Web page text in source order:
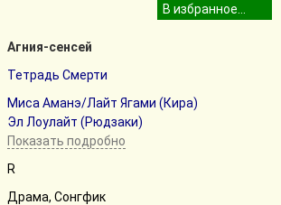
Агния-сенсей
Тетрадь Смерти
Миса Аманэ/Лайт Ягами (Кира)
Эл Лоулайт (Рюдзаки)
Показать подробно
R
Драма, Сонгфик